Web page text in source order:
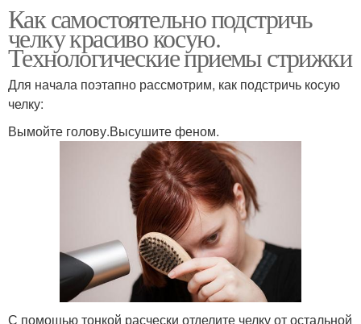
Как самостоятельно подстричь
челку красиво косую.
Технологические приемы стрижки
Для начала поэтапно рассмотрим, как подстричь косую
челку:
Вымойте голову.Высушите феном.
С помощью тонкой расчески отделите челку от остальной